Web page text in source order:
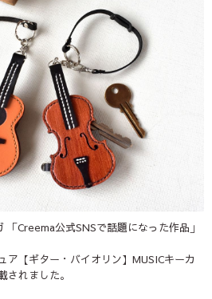
Creema公式SNSで話題になった作品」
ア【ギター・バイオリン】MUSICキーカ
れました。